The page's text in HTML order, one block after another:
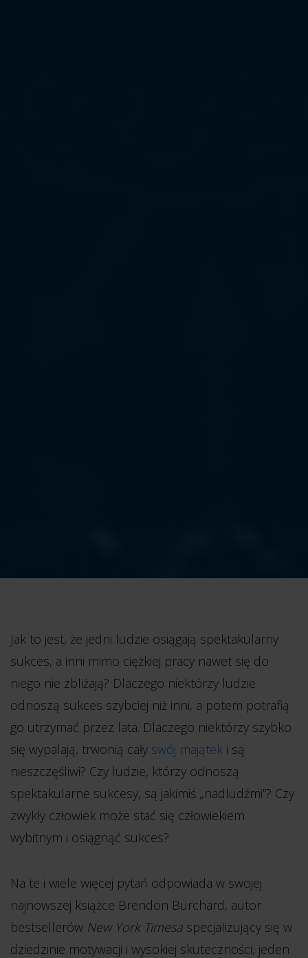
Jak to jest, że jedni ludzie osiągają spektakularny
sukces, a inni mimo ciężkiej pracy nawet się do
niego nie zbliżają? Dlaczego niektórzy ludzie
odnoszą sukces szybciej niż inni, a potem potrafią
go utrzymać przez lata. Dlaczego niektórzy szybko
się wypalają, trwonią cały swój majątek i są
nieszczęśliwi? Czy ludzie, którzy odnoszą
spektakularne sukcesy, są jakimiś „nadludźmi”? Czy
zwykły człowiek może stać się człowiekiem
wybitnym i osiągnąć sukces?
Na te i wiele więcej pytań odpowiada w swojej
najnowszej książce Brendon Burchard, autor
bestsellerów New York Timesa specjalizujący się w
dziedzinie motywacji i wysokiej skuteczności, jeden